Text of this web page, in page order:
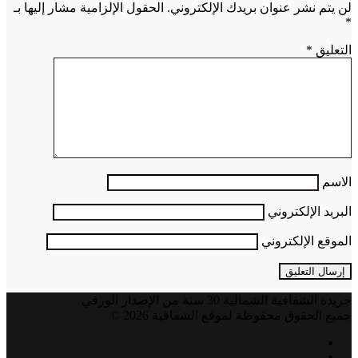
لن يتم نشر عنوان بريدك الإلكتروني. الحقول الإلزامية مشار إليها بـ
*
التعليق *
الاسم
البريد الإلكتروني
الموقع الإلكتروني